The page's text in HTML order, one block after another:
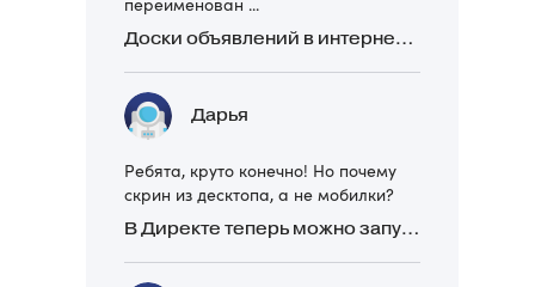
Доски объявлений в интернете: какие лучше и безопаснее? Сравниваем 5 популярных
Дарья
Ребята, круто конечно! Но почему
скрин из десктопа, а не мобилки?
В Директе теперь можно запускать Премиум-билборд для мобильных устройств